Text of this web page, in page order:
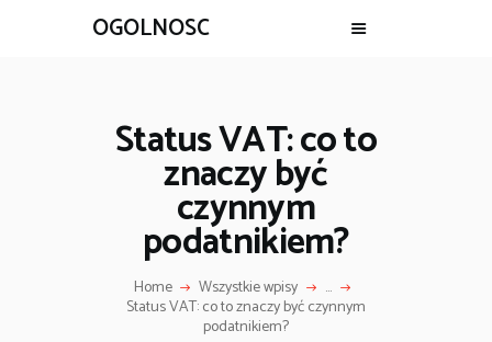
OGOLNOSC
Status VAT: co to
znaczy być
czynnym
podatnikiem?
Home Wszystkie wpisy ...
Status VAT: co to znaczy być czynnym
podatnikiem?